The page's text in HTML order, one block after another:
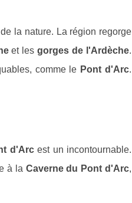
la nature. La région regorge
et lesgorges de l'Ardèche.
comme le Pont d'Arc.
d'Arcest un incontournable.
à la Caverne du Pont d'Arc,